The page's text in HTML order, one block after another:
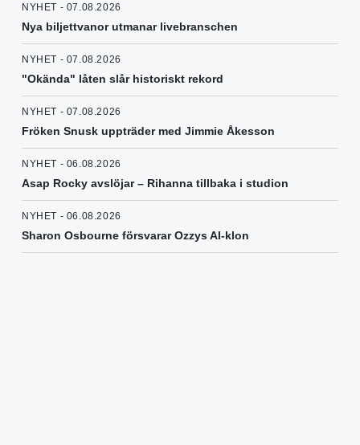
NYHET - 07.08.2026
Nya biljettvanor utmanar livebranschen
NYHET - 07.08.2026
"Okända" låten slår historiskt rekord
NYHET - 07.08.2026
Fröken Snusk uppträder med Jimmie Åkesson
NYHET - 06.08.2026
Asap Rocky avslöjar – Rihanna tillbaka i studion
NYHET - 06.08.2026
Sharon Osbourne försvarar Ozzys AI-klon